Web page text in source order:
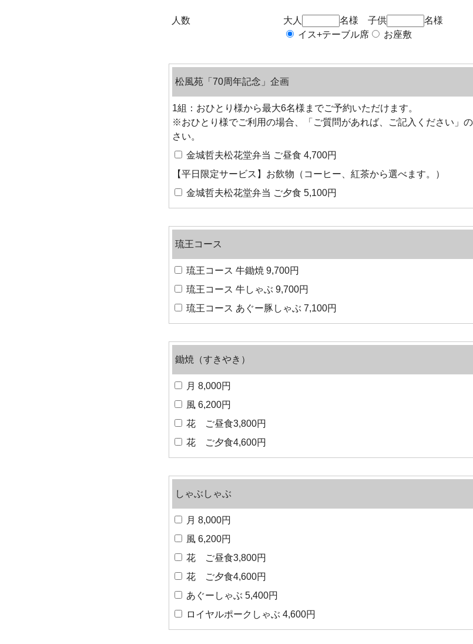
人数 大人 名様 子供
名様
イス+テーブル席
お座敷
松風苑「70周年記念」企画
1組：おひとり様から最大6名様までご予約いただけます。
※おひとり様でご利用の場合、「ご質問があれば、ご記入ください」
さい。
金城哲夫松花堂弁当 ご昼食 4,700円
【平日限定サービス】お飲物（コーヒー、紅茶から選べます。）
金城哲夫松花堂弁当 ご夕食 5,100円
琉王コース
琉王コース 牛鋤焼 9,700円
琉王コース 牛しゃぶ 9,700円
琉王コース あぐー豚しゃぶ 7,100円
鋤焼（すきやき）
月 8,000円
風 6,200円
花 ご昼食3,800円
花 ご夕食4,600円
しゃぶしゃぶ
月 8,000円
風 6,200円
花 ご昼食3,800円
花 ご夕食4,600円
あぐーしゃぶ 5,400円
ロイヤルポークしゃぶ 4,600円